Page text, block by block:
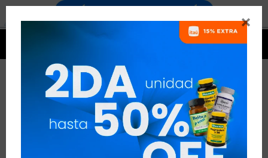

FASCITIS PLANTAR
VER TODAS LAS ENTRADAS